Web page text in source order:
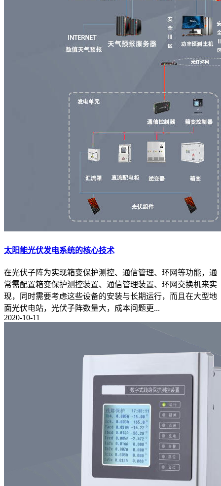
太阳能光伏发电系统的核心技术
在光伏子阵为实现箱变保护测控、通信管理、环网等功能，通
常需配置箱变保护测控装置、通信管理装置、环网交换机来实
现，同时需要考虑这些设备的安装与长期运行，而且在大型地
面光伏电站，光伏子阵数量大，成本问题更...
2020-10-11